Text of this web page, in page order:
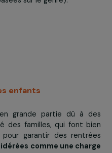
Humanitaire
pour les filles
basées sur le genre).